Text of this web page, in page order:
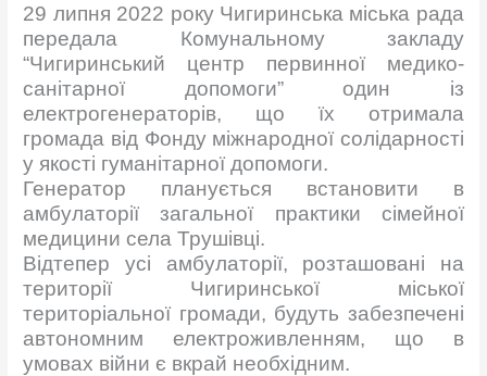
29 липня 2022 року Чигиринська міська рада
передала Комунальному закладу
“Чигиринський центр первинної медико-
санітарної допомоги” один із
електрогенераторів, що їх отримала
громада від Фонду міжнародної солідарності
у якості гуманітарної допомоги.
Генератор планується встановити в
амбулаторії загальної практики сімейної
медицини села Трушівці.
Відтепер усі амбулаторії, розташовані на
території Чигиринської міської
територіальної громади, будуть забезпечені
автономним електроживленням, що в
умовах війни є вкрай необхідним.